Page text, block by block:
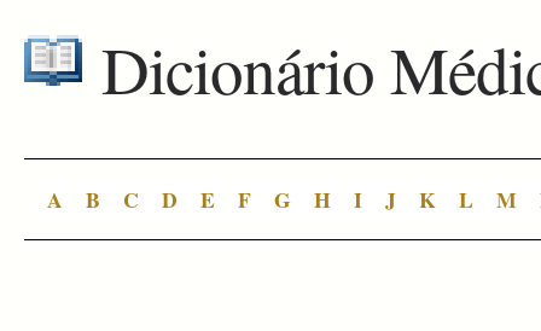
Dicionário
A B C D E F G H I J K L M